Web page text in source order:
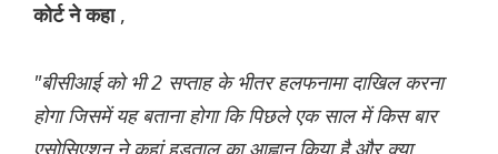
कोर्ट ने कहा ,
"बीसीआई को भी 2 सप्ताह के भीतर हलफनामा दाखिल करना
होगा जिसमें यह बताना होगा कि पिछले एक साल में किस बार
एसोसिएशन ने कहां हड़ताल का आह्वान किया है और क्या